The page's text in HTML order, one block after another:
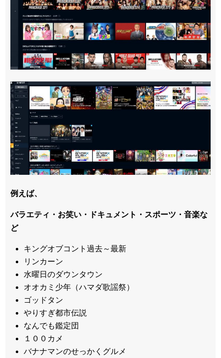
例えば、
バラエティ・お笑い・ドキュメント・スポーツ・音楽な
ど
キングオブコント過去～最新
リンカーン
水曜日のダウンタウン
オオカミ少年（ハマダ歌謡祭）
ゴッドタン
やりすぎ都市伝説
なんでも鑑定団
１００カメ
バナナマンのせっかくグルメ